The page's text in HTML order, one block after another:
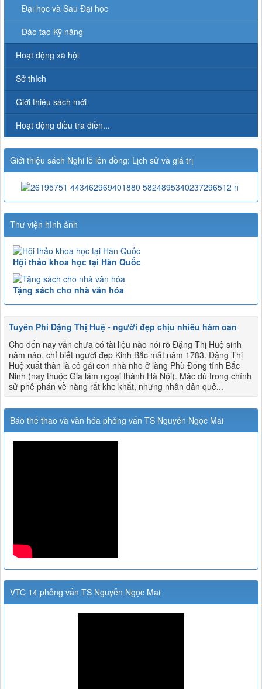
Đại học và Sau Đại học
Đào tạo Kỹ năng
Hoạt động xã hội
Sở thích
Giới thiệu sách mới
Hoạt động điều tra điền...
Giới thiệu sách Nghi lễ lên đồng: Lịch sử và giá trị
Thư viện hình ảnh
Hội thảo khoa học tại Hàn Quốc
Tặng sách cho nhà văn hóa
Tuyên Phi Đặng Thị Huệ - người đẹp chịu nhiều hàm oan
Cho đến nay vẫn chưa có tài liệu nào nói rõ Đặng Thị Huệ sinh
năm nào, chỉ biết người đẹp Kinh Bắc mất năm 1783. Đặng Thị
Huệ xuất thân là cô gái con nhà nho ở làng Phù Đổng tỉnh Bắc
Ninh (nay thuộc Gia lâm ngoại thành Hà Nội). Mặc dù trong chính
sử phê phán về nàng rất khe khắt, nhưng nhân dân quê...
Báo thể thao và văn hóa phỏng vấn TS Nguyễn Ngọc Mai
VTC 14 phỏng vấn TS Nguyễn Ngọc Mai